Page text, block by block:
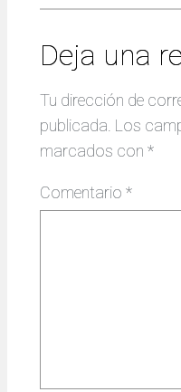
Deja una
Tu dirección de
publicada. Los
marcados con *
Comentario *